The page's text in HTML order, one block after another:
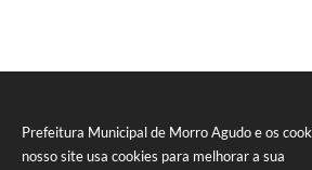
Prefeitura Municipal de Morro Agudo e os
nosso site usa cookies para melhorar a sua